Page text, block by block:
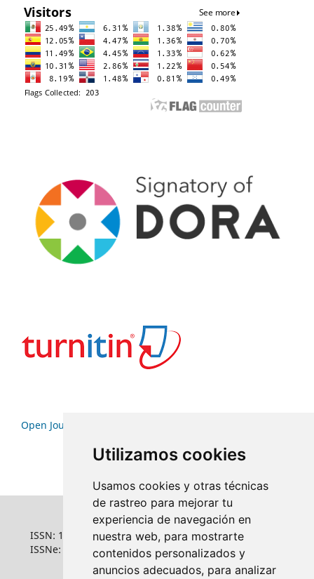
Utilizamos cookies
Usamos cookies y otras técnicas
de rastreo para mejorar tu
experiencia de navegación en
nuestra web, para mostrarte
contenidos personalizados y
anuncios adecuados, para analizar
Open Journal Systems
ISSN: 1022-6508
ISSNe: 1681-5653